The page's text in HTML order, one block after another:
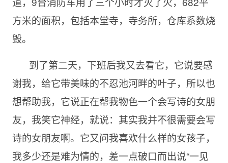
方米的面积，包括本堂寺，寺务所，仓库系数烧
毁。
到了第二天，下班后我又去看它，它说要感
谢我，给它带美味的不忍池河畔的叶子，所以也
想帮助我，它说正在帮我物色一个会写诗的女朋
友，我笑它神经，就说：其实我并不很需要会写
诗的女朋友啊。它又问我喜欢什么样的女孩子，
我多少还是难为情的，差一点破口而出说“一见